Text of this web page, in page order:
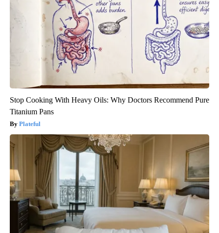
Stop Cooking With Heavy Oils: Why Doctors Recommend Pure
Titanium Pans
Plateful